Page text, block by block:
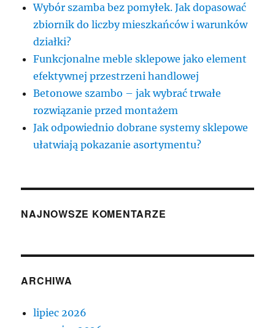
Wybór szamba bez pomyłek. Jak dopasować
zbiornik do liczby mieszkańców i warunków
działki?
Funkcjonalne meble sklepowe jako element
efektywnej przestrzeni handlowej
Betonowe szambo – jak wybrać trwałe
rozwiązanie przed montażem
Jak odpowiednio dobrane systemy sklepowe
ułatwiają pokazanie asortymentu?
NAJNOWSZE KOMENTARZE
ARCHIWA
lipiec 2026